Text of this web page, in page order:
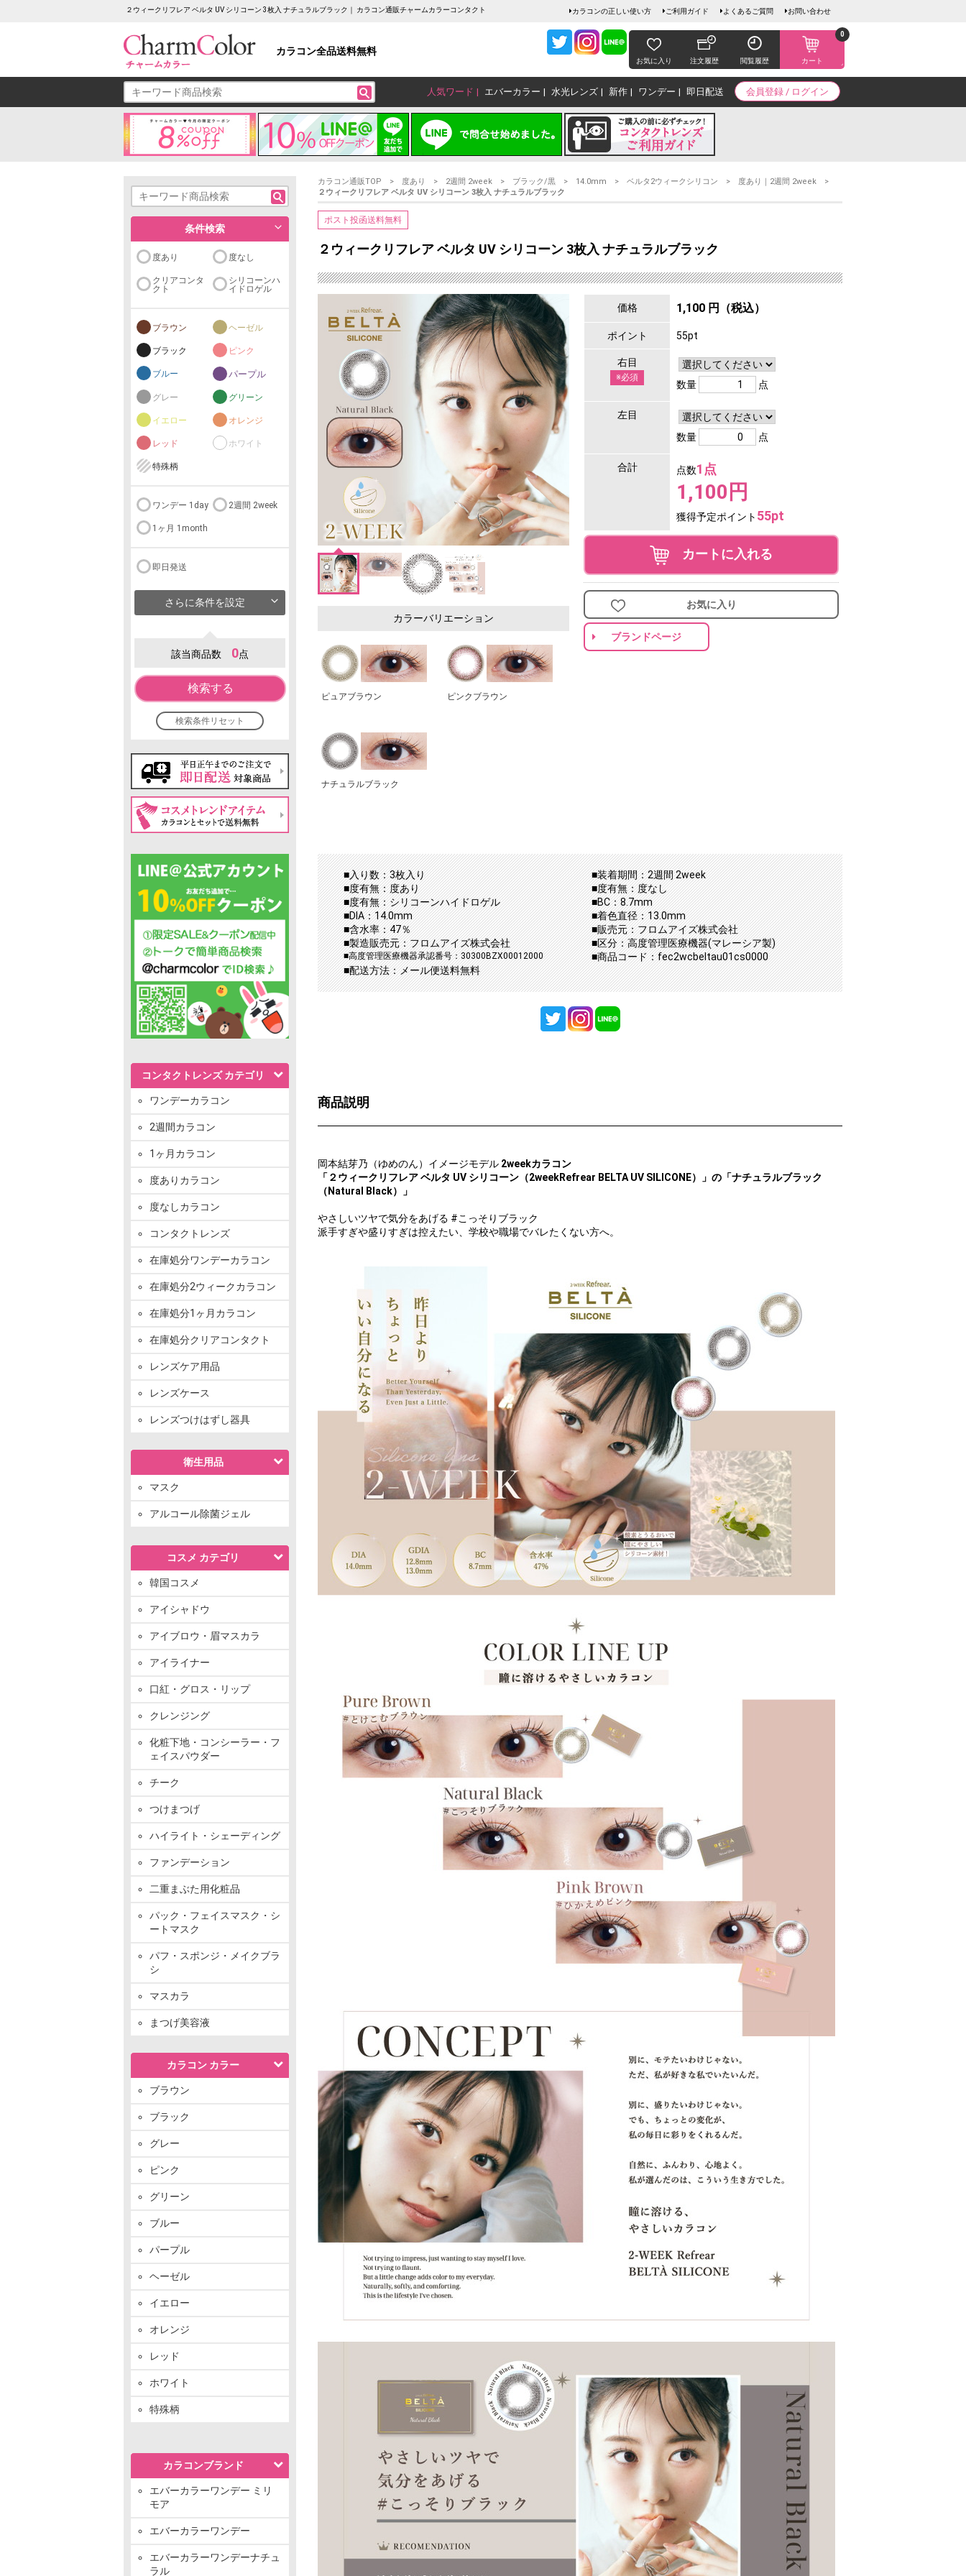
２ウィークリフレア ベルタ UV シリコーン 3枚入 ナチュラルブラック｜ カラコン通販チャームカラーコンタクト カラコンの正しい使い方 ご利用ガイド よくあるご質問 お問い合わせ
カラコン全品送料無料
お気に入り 注文履歴 閲覧履歴 カート
0
会員登録 / ログイン
人気ワード エバーカラー 水光レンズ 新作 ワンデー 即日配送
条件検索
度あり 度なし
クリアコンタ
クト
シリコーンハ
イドロゲル
ブラウン ヘーゼル
ブラック ピンク
ブルー パープル
グレー グリーン
イエロー オレンジ
レッド ホワイト
特殊柄
ワンデー 1day 2週間 2week
1ヶ月 1month
即日発送
さらに条件を設定
該当商品数 0点
検索する
検索条件リセット
コンタクトレンズ カテゴリ
ワンデーカラコン
2週間カラコン
1ヶ月カラコン
度ありカラコン
度なしカラコン
コンタクトレンズ
在庫処分ワンデーカラコン
在庫処分2ウィークカラコン
在庫処分1ヶ月カラコン
在庫処分クリアコンタクト
レンズケア用品
レンズケース
レンズつけはずし器具
衛生用品
マスク
アルコール除菌ジェル
コスメ カテゴリ
韓国コスメ
アイシャドウ
アイブロウ・眉マスカラ
アイライナー
口紅・グロス・リップ
クレンジング
化粧下地・コンシーラー・フ
ェイスパウダー
チーク
つけまつげ
ハイライト・シェーディング
ファンデーション
二重まぶた用化粧品
パック・フェイスマスク・シ
ートマスク
パフ・スポンジ・メイクブラ
シ
マスカラ
まつげ美容液
カラコン カラー
ブラウン
ブラック
グレー
ピンク
グリーン
ブルー
パープル
ヘーゼル
イエロー
オレンジ
レッド
ホワイト
特殊柄
カラコンブランド
エバーカラーワンデー ミリ
モア
エバーカラーワンデー
エバーカラーワンデーナチュ
ラル
カラコン通販TOP 度あり 2週間 2week ブラック/黒 14.0mm ベルタ2ウィークシリコン
度あり｜2週間 2week
２ウィークリフレア ベルタ UV シリコーン 3枚入 ナチュラルブラック
ポスト投函送料無料
２ウィークリフレア ベルタ UV シリコーン 3枚入 ナチュラルブラック
カラーバリエーション
ピュアブラウン ピンクブラウン
ナチュラルブラック
価格 1,100 円（税込）
ポイント 55pt
右目
※必須
数量 点
左目
数量
点
合計 点数1点
1,100円
獲得予定ポイント 55pt
カートに入れる
お気に入り
ブランドページ
■入り数：3枚入り
■装着期間：2週間 2week
■度有無：度あり
■度有無：度なし
■度有無：シリコーンハイドロゲル
■BC：8.7mm
■DIA：14.0mm
■着色直径：13.0mm
■含水率：47％
■販売元：フロムアイズ株式会社
■製造販売元：フロムアイズ株式会社
■区分：高度管理医療機器(マレーシア製)
■高度管理医療機器承認番号：30300BZX00012000
■商品コード：fec2wcbeltau01cs0000
■配送方法：メール便送料無料
商品説明
岡本結芽乃（ゆめのん）イメージモデル 2weekカラコン
「２ウィークリフレア ベルタ UV シリコーン（2weekRefrear BELTA UV SILICONE）」の「ナチュラルブラック
（Natural Black）」
やさしいツヤで気分をあげる #こっそりブラック
派手すぎや盛りすぎは控えたい、学校や職場でバレたくない方へ。